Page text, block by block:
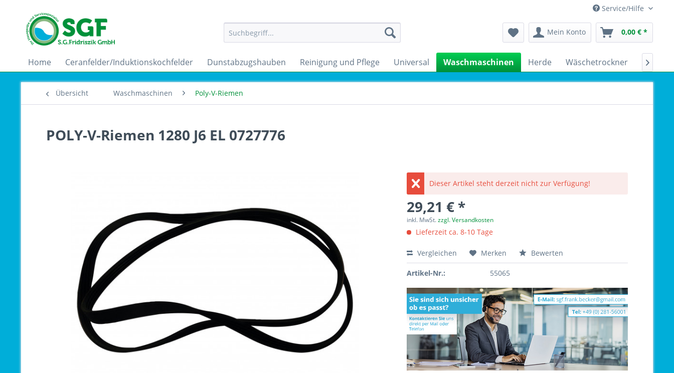
Service/Hilfe
Mein Konto 0,00 € *
Home Ceranfelder/Induktionskochfelder Dunstabzugshauben Reinigung und Pflege Universal Waschmaschinen Herde Wäschetrockner 
Übersicht Waschmaschinen Poly-V-Riemen
POLY-V-Riemen 1280 J6 EL 0727776
Dieser Artikel steht derzeit nicht zur Verfügung!
29,21 € *
inkl. MwSt.zzgl. Versandkosten
Lieferzeit ca. 8-10 Tage
Vergleichen Merken Bewerten
Artikel-Nr.: 55065